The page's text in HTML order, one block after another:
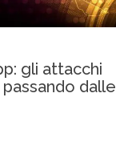
gli attacchi
dalle